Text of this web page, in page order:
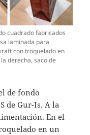
cuadrado fabricados
laminada para
con troquelado en
derecha, saco de
de fondo
de Gur-Is. A la
En el
en un